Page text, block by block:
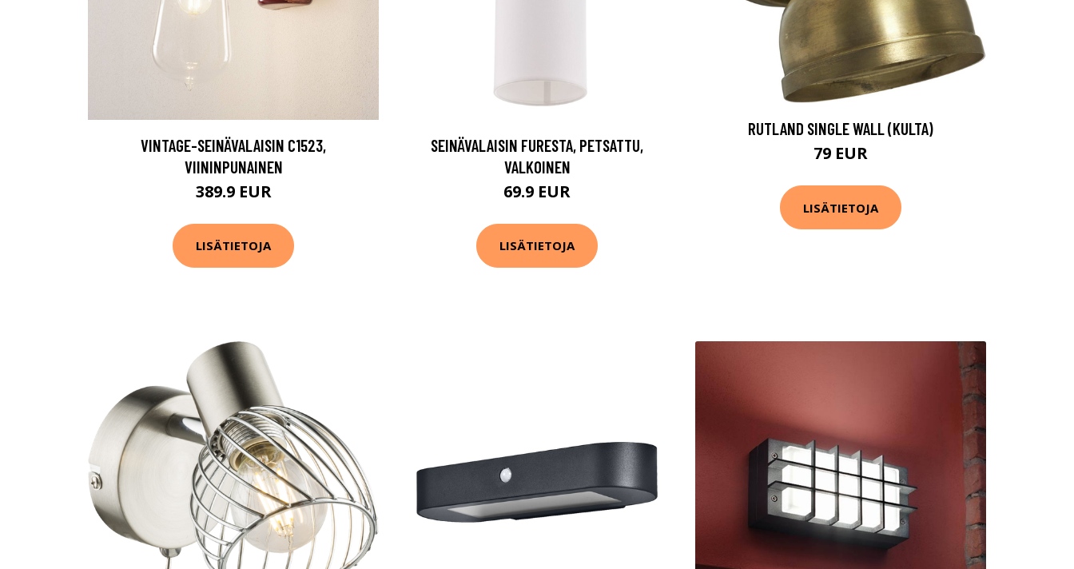
VINTAGE-SEINÄVALAISIN C1523,
VIININPUNAINEN
389.9 EUR
LISÄTIETOJA
SEINÄVALAISIN FURESTA, PETSATTU,
VALKOINEN
69.9 EUR
LISÄTIETOJA
RUTLAND SINGLE WALL (KULTA)
79 EUR
LISÄTIETOJA